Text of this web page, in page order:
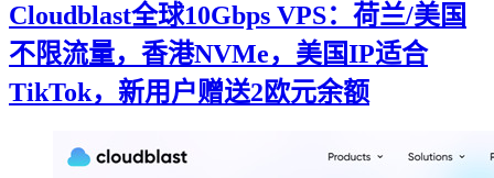
Cloudblast全球10Gbps VPS：荷兰/美国
不限流量，香港NVMe，美国IP适合
TikTok，新用户赠送2欧元余额